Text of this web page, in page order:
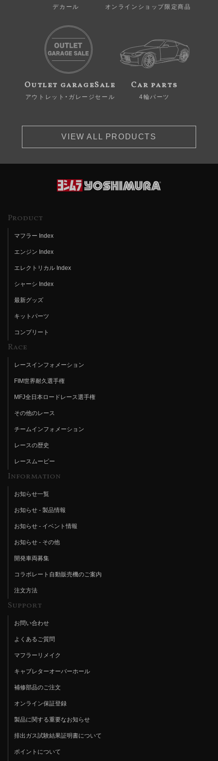
デカール オンラインショップ限定商品
Outlet garageSale
アウトレット・ガレージセール
Car parts
4輪パーツ
VIEW ALL PRODUCTS
Product
マフラー Index
エンジン Index
エレクトリカル Index
シャーシ Index
最新グッズ
キットパーツ
コンプリート
Race
レースインフォメーション
FIM世界耐久選手権
MFJ全日本ロードレース選手権
その他のレース
チームインフォメーション
レースの歴史
レースムービー
Information
お知らせ一覧
お知らせ - 製品情報
お知らせ - イベント情報
お知らせ - その他
開発車両募集
コラボレート自動販売機のご案内
注文方法
Support
お問い合わせ
よくあるご質問
マフラーリメイク
キャブレターオーバーホール
補修部品のご注文
オンライン保証登録
製品に関する重要なお知らせ
排出ガス試験結果証明書について
ポイントについて